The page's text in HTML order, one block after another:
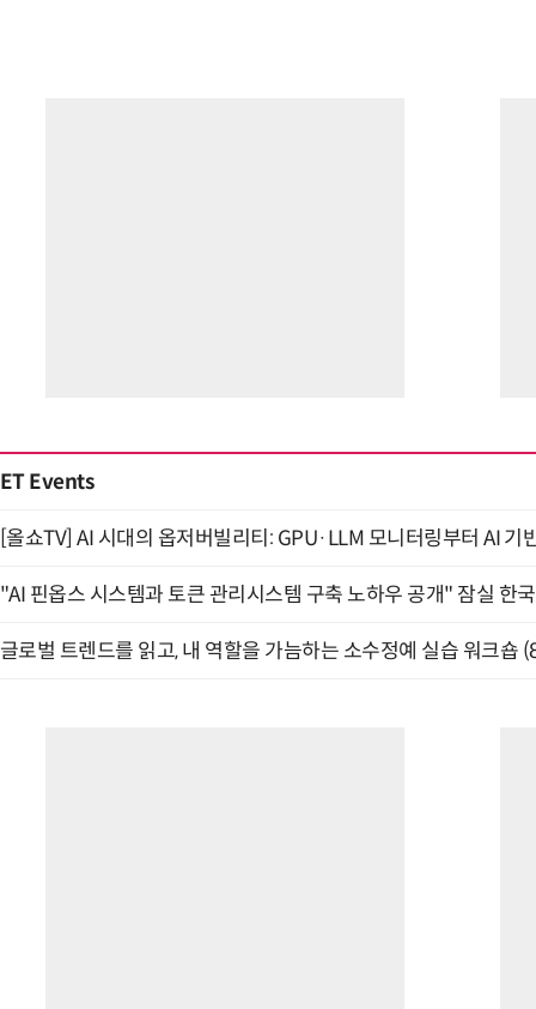
ET Events
[올쇼TV] AI 시대의 옵저버빌리티: GPU·LLM 모니터링부터 AI
"AI 핀옵스 시스템과 토큰 관리시스템 구축 노하우 공개" 잠실 한
글로벌 트렌드를 읽고, 내 역할을 가늠하는 소수정예 실습 워크숍